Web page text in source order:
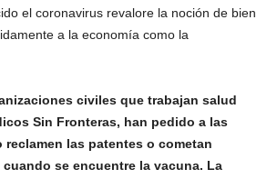
el coronavirus revalore la noción de bien
a la economía como la
civiles que trabajan salud
Sin Fronteras, han pedido a las
las patentes o cometan
se encuentre la vacuna. La